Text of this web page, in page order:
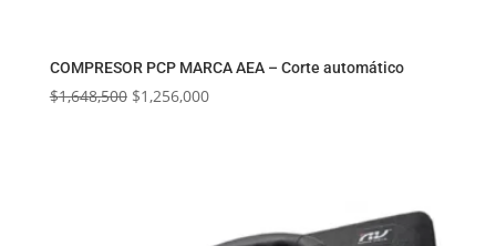
COMPRESOR PCP MARCA AEA – Corte automático
$1,648,500 El
$1,256,000El